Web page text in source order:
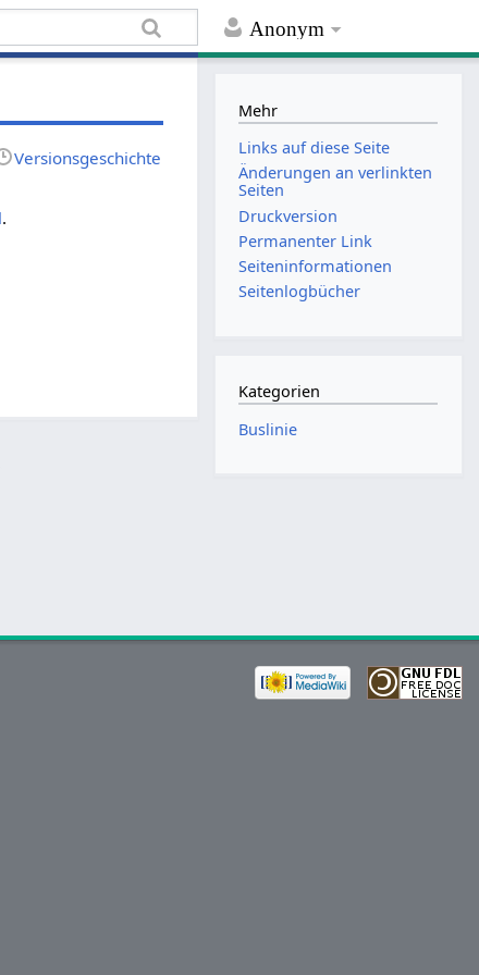
Anonym
Versionsgeschichte
.
Mehr
Links auf diese Seite
Änderungen an verlinkten
Seiten
Druckversion
Permanenter Link
Seiten­informationen
Seitenlogbücher
Kategorien
Buslinie